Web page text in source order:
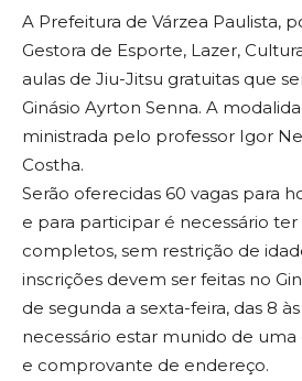
A Prefeitura de Várzea Paulista,
Gestora de Esporte, Lazer,
aulas de Jiu-Jitsu gratuitas que
Ginásio Ayrton Senna. A
ministrada pelo professor Igor
Costha.
Serão oferecidas 60 vagas para
e para participar é necessário
completos, sem restrição de
inscrições devem ser feitas no
de segunda a sexta-feira, das 8
necessário estar munido de uma
e comprovante de endereço.